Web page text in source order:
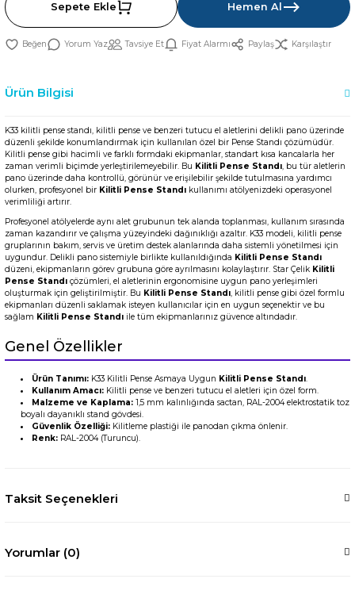
Sepete Ekle Hemen Al
Yorum Yaz Tavsiye Et Fiyat Alarmı Paylaş Karşılaştır
Ürün Bilgisi
K33 kilitli pense standı, kilitli pense ve benzeri tutucu el aletlerini delikli pano üzerinde
düzenli şekilde konumlandırmak için kullanılan özel bir Pense Standı çözümüdür.
Kilitli pense gibi hacimli ve farklı formdaki ekipmanlar, standart kısa kancalarla her
zaman verimli biçimde yerleştirilemeyebilir. Bu Kilitli Pense Standı, bu tür aletlerin
pano üzerinde daha kontrollü, görünür ve erişilebilir şekilde tutulmasına yardımcı
olurken, profesyonel bir Kilitli Pense Standı kullanımı atölyenizdeki operasyonel
verimliliği artırır.
Profesyonel atölyelerde aynı alet grubunun tek alanda toplanması, kullanım sırasında
zaman kazandırır ve çalışma yüzeyindeki dağınıklığı azaltır. K33 modeli, kilitli pense
gruplarının bakım, servis ve üretim destek alanlarında daha sistemli yönetilmesi için
uygundur. Delikli pano sistemiyle birlikte kullanıldığında Kilitli Pense Standı
düzeni, ekipmanların görev grubuna göre ayrılmasını kolaylaştırır. Star Çelik Kilitli
Pense Standı çözümleri, el aletlerinin ergonomisine uygun pano yerleşimleri
oluşturmak için geliştirilmiştir. Bu Kilitli Pense Standı, kilitli pense gibi özel formlu
ekipmanları düzenli saklamak isteyen kullanıcılar için en uygun seçenektir ve bu
sağlam Kilitli Pense Standı ile tüm ekipmanlarınız güvence altındadır.
Genel Özellikler
Ürün Tanımı: K33 Kilitli Pense Asmaya Uygun Kilitli Pense Standı.
Kullanım Amacı: Kilitli pense ve benzeri tutucu el aletleri için özel form.
Malzeme ve Kaplama: 1,5 mm kalınlığında sactan, RAL-2004 elektrostatik toz
boyalı dayanıklı stand gövdesi.
Güvenlik Özelliği: Kilitleme plastiği ile panodan çıkma önlenir.
Renk: RAL-2004 (Turuncu).
Taksit Seçenekleri
Yorumlar (0)